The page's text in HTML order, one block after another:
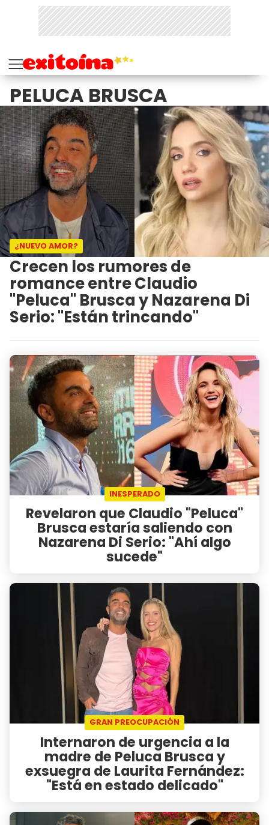
PELUCA BRUSCA
¿NUEVO AMOR?
Crecen los rumores de
romance entre Claudio
"Peluca" Brusca y Nazarena Di
Serio: "Están trincando"
INESPERADO
Revelaron que Claudio "Peluca"
Brusca estaría saliendo con
Nazarena Di Serio: "Ahí algo
sucede"
GRAN PREOCUPACIÓN
Internaron de urgencia a la
madre de Peluca Brusca y
exsuegra de Laurita Fernández:
"Está en estado delicado"